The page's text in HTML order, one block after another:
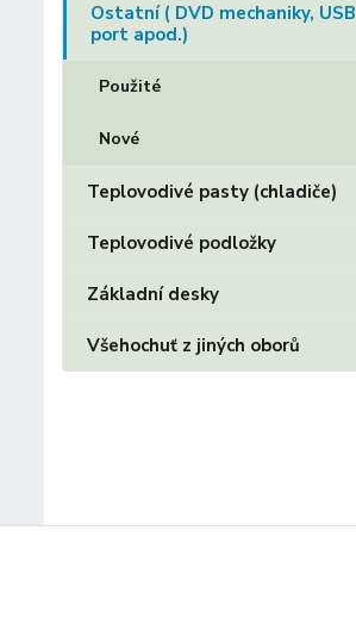
Ostatní ( DVD mechaniky, USB
port apod.)
Použité
Nové
Teplovodivé pasty (chladiče)
Teplovodivé podložky
Základní desky
Všehochuť z jiných oborů